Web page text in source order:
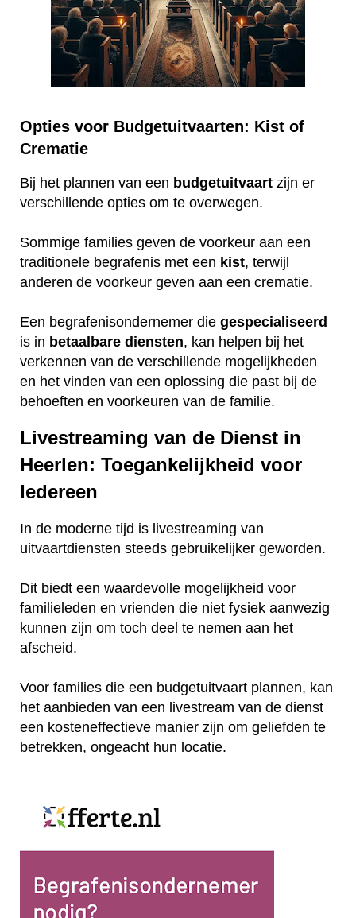
Opties voor Budgetuitvaarten: Kist of
Crematie
Bij het plannen van een budgetuitvaart zijn er
verschillende opties om te overwegen.
Sommige families geven de voorkeur aan een
traditionele begrafenis met een kist, terwijl
anderen de voorkeur geven aan een crematie.
Een begrafenisondernemer die gespecialiseerd
is in betaalbare diensten, kan helpen bij het
verkennen van de verschillende mogelijkheden
en het vinden van een oplossing die past bij de
behoeften en voorkeuren van de familie.
Livestreaming van de Dienst in
Heerlen: Toegankelijkheid voor
Iedereen
In de moderne tijd is livestreaming van
uitvaartdiensten steeds gebruikelijker geworden.
Dit biedt een waardevolle mogelijkheid voor
familieleden en vrienden die niet fysiek aanwezig
kunnen zijn om toch deel te nemen aan het
afscheid.
Voor families die een budgetuitvaart plannen, kan
het aanbieden van een livestream van de dienst
een kosteneffectieve manier zijn om geliefden te
betrekken, ongeacht hun locatie.